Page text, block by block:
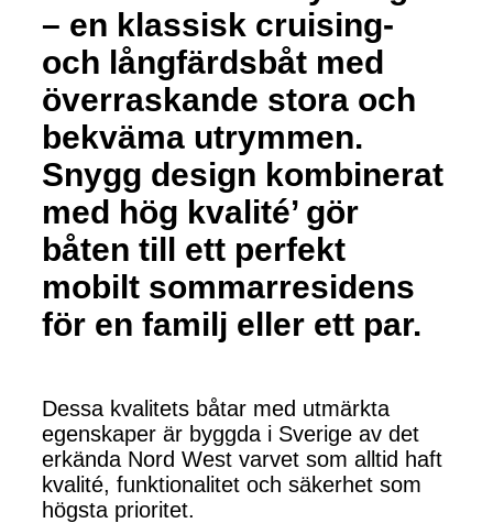
– en klassisk cruising-
och långfärdsbåt med
överraskande stora och
bekväma utrymmen.
Snygg design kombinerat
med hög kvalité’ gör
båten till ett perfekt
mobilt sommarresidens
för en familj eller ett par.
Dessa kvalitets båtar med utmärkta
egenskaper är byggda i Sverige av det
erkända Nord West varvet som alltid haft
kvalité, funktionalitet och säkerhet som
högsta prioritet.